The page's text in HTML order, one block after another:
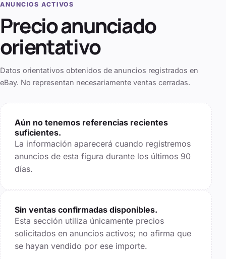
ANUNCIOS ACTIVOS
Precio anunciado
orientativo
Datos orientativos obtenidos de anuncios registrados en
eBay. No representan necesariamente ventas cerradas.
Aún no tenemos referencias recientes
suficientes.
La información aparecerá cuando registremos
anuncios de esta figura durante los últimos 90
días.
Sin ventas confirmadas disponibles.
Esta sección utiliza únicamente precios
solicitados en anuncios activos; no afirma que
se hayan vendido por ese importe.